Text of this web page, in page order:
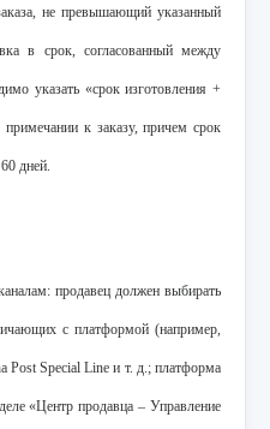
не превышающий указанный
в срок, согласованный между
указать «срок изготовления +
к заказу, причем срок
дней.
продавец должен выбирать
с платформой (например,
Special Line и т. д.; платформа
«Центр продавца – Управление